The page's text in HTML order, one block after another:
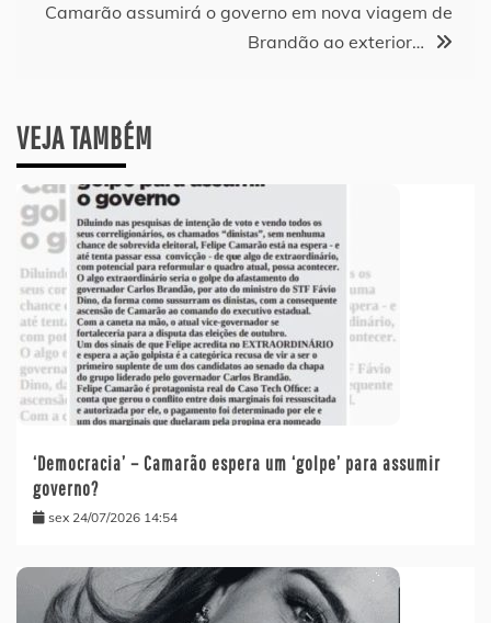
Camarão assumirá o governo em nova viagem de
Brandão ao exterior…
VEJA TAMBÉM
‘Democracia’ – Camarão espera um ‘golpe’ para assumir
governo?
sex 24/07/2026 14:54